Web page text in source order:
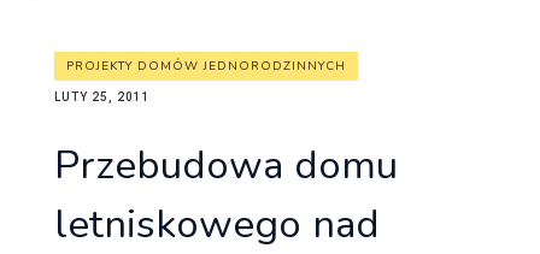
PROJEKTY DOMÓW JEDNORODZINNYCH
LUTY 25, 2011
Przebudowa domu
letniskowego nad